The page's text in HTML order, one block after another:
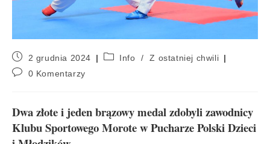
2 grudnia 2024 Info /
Z ostatniej chwili
0 Komentarzy
Dwa złote i jeden brązowy medal zdobyli zawodnicy
Klubu Sportowego Morote w Pucharze Polski Dzieci